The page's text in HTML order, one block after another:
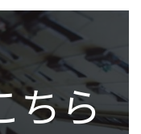
ちら